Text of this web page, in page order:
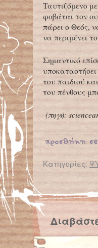
Ταυτιζόμενο
φοβάται τον
πάρει ο Θεός,
να περιμένει
Σημαντικό
του παιδιού
του πένθους
(πηγή:
Κατηγορίες:
← Επιστροφή
Νυχτερινοί τρόμοι στα